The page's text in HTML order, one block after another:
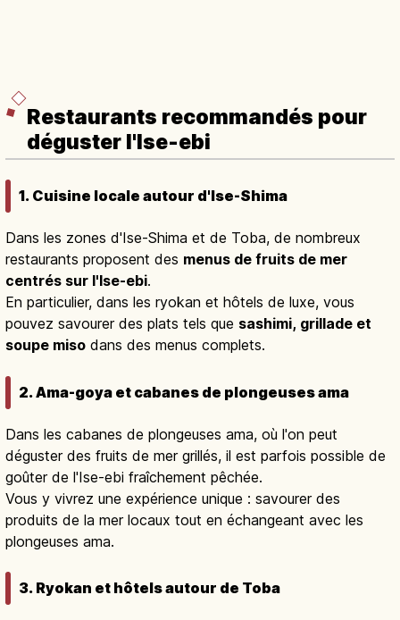
Restaurants recommandés pour
déguster l'Ise-ebi
1. Cuisine locale autour d'Ise-Shima
Dans les zones d'Ise-Shima et de Toba, de nombreux
restaurants proposent des menus de fruits de mer
centrés sur l'Ise-ebi.
En particulier, dans les ryokan et hôtels de luxe, vous
pouvez savourer des plats tels que sashimi, grillade et
soupe miso dans des menus complets.
2. Ama-goya et cabanes de plongeuses ama
Dans les cabanes de plongeuses ama, où l'on peut
déguster des fruits de mer grillés, il est parfois possible de
goûter de l'Ise-ebi fraîchement pêchée.
Vous y vivrez une expérience unique : savourer des
produits de la mer locaux tout en échangeant avec les
plongeuses ama.
3. Ryokan et hôtels autour de Toba